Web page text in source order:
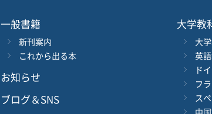
レベル 発行
- 付加
一般書籍
新刊案内
これから出る本
お知らせ
ブログ＆SNS
大学教
大
英
ド
フ
ス
中